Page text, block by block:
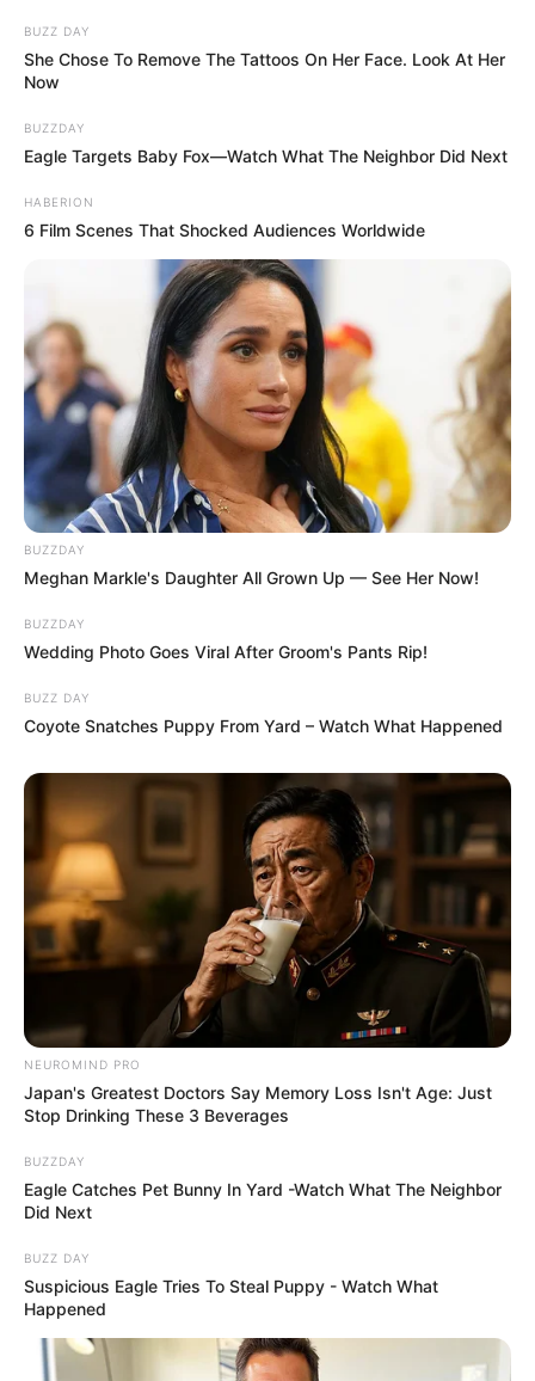
BUZZ DAY
She Chose To Remove The Tattoos On Her Face. Look At Her
Now
BUZZDAY
Eagle Targets Baby Fox—Watch What The Neighbor Did Next
HABERION
6 Film Scenes That Shocked Audiences Worldwide
BUZZDAY
Meghan Markle's Daughter All Grown Up — See Her Now!
BUZZDAY
Wedding Photo Goes Viral After Groom's Pants Rip!
BUZZ DAY
Coyote Snatches Puppy From Yard – Watch What Happened
NEUROMIND PRO
Japan's Greatest Doctors Say Memory Loss Isn't Age: Just
Stop Drinking These 3 Beverages
BUZZDAY
Eagle Catches Pet Bunny In Yard -Watch What The Neighbor
Did Next
BUZZ DAY
Suspicious Eagle Tries To Steal Puppy - Watch What
Happened